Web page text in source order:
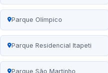
Parque Olímpico
Parque Residencial Itapeti
Parque São Martinho